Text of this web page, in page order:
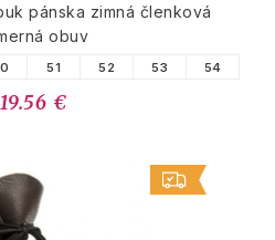
pánska zimná členková
obuv
51 52 53 54
€